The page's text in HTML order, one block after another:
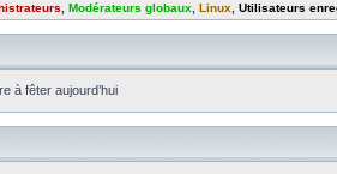
Modérateurs globaux Linux Utilisateurs
à fêter aujourd’hui